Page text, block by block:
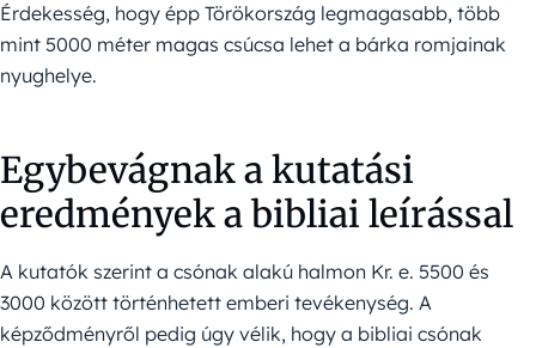
Érdekesség, hogy épp Törökország legmagasabb, több
mint 5000 méter magas csúcsa lehet a bárka romjainak
nyughelye.
Egybevágnak a kutatási
eredmények a bibliai leírással
A kutatók szerint a csónak alakú halmon Kr. e. 5500 és
3000 között történhetett emberi tevékenység. A
képződményről pedig úgy vélik, hogy a bibliai csónak